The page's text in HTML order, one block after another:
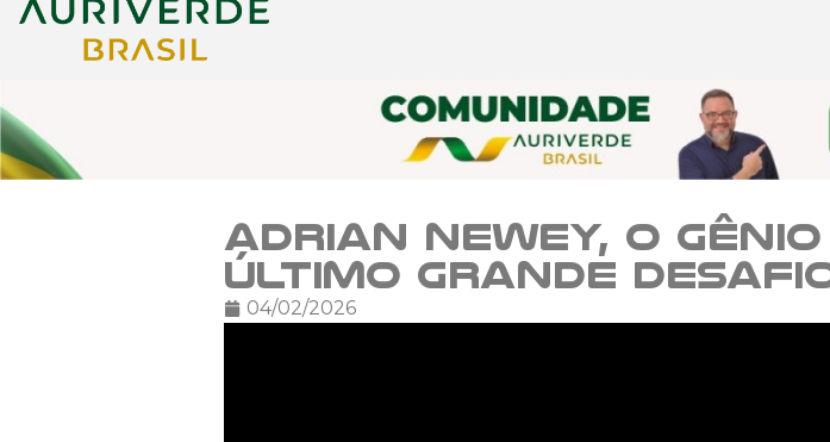
Adrian Newey, o gênio
último grande
04/02/2026